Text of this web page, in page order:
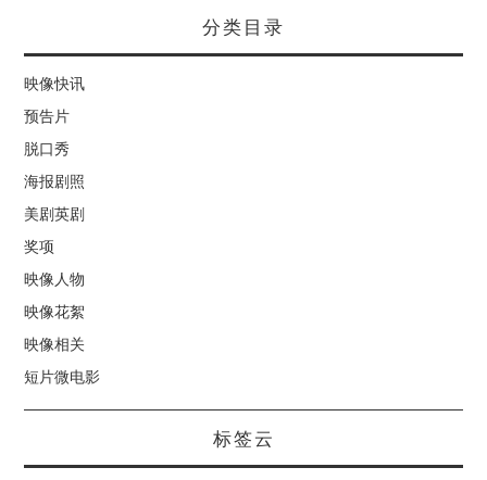
分类目录
映像快讯
预告片
脱口秀
海报剧照
美剧英剧
奖项
映像人物
映像花絮
映像相关
短片微电影
标签云